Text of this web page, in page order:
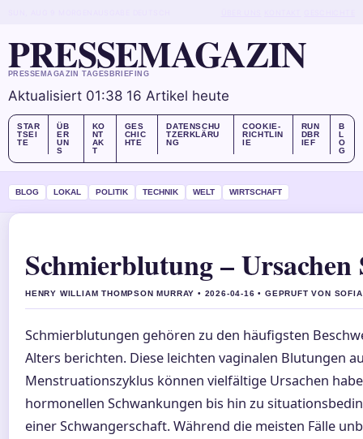
PRESSEMAGAZIN
PRESSEMAGAZIN TAGESBRIEFING
Aktualisiert 01:38 16 Artikel heute
STAR
TSEI
TE
ÜB
ER
UN
S
KO
NT
AK
T
GES
CHIC
HTE
DATENSCHU
TZERKLÄRU
NG
COOKIE-
RICHTLIN
IE
RUN
DBR
IEF
B
L
O
G
BLOG LOKAL POLITIK TECHNIK WELT WIRTSCHAFT
Schmierblutung –
HENRY WILLIAM THOMPSON MURRAY • 2026-04-16 • GEPRUFT VON
Schmierblutungen gehören zu den häufigsten
Alters berichten. Diese leichten vaginalen Blutungen
Menstruationszyklus können vielfältige Ursachen
hormonellen Schwankungen bis hin zu
einer Schwangerschaft. Während die meisten Fälle